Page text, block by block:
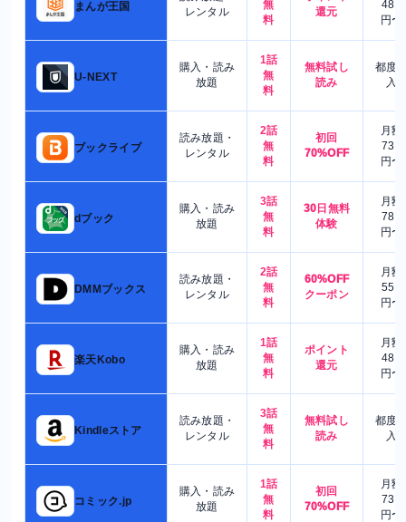
まんが王国
レンタル
無
料
還元
480
円〜
U-NEXT
購入・読み
放題
1話
無
料
無料試し
読み
都度
入
ブックライブ
読み放題・
レンタル
2話
無
料
初回
70%OFF
月額
730
円〜
dブック
購入・読み
放題
3話
無
料
30日無料
体験
月額
780
円〜
DMMブックス
読み放題・
レンタル
2話
無
料
60%OFF
クーポン
月額
550
円〜
楽天Kobo
購入・読み
放題
1話
無
料
ポイント
還元
月額
480
円〜
Kindleストア
読み放題・
レンタル
3話
無
料
無料試し
読み
都度
入
コミック.jp
購入・読み
放題
1話
無
料
初回
70%OFF
月額
730
円〜